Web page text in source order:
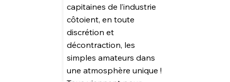
capitaines de l’industrie
côtoient, en toute
discrétion et
décontraction, les
simples amateurs dans
une atmosphère unique !